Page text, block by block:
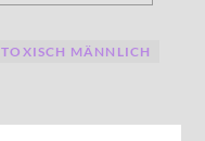
TOXISCH MÄNNLICH